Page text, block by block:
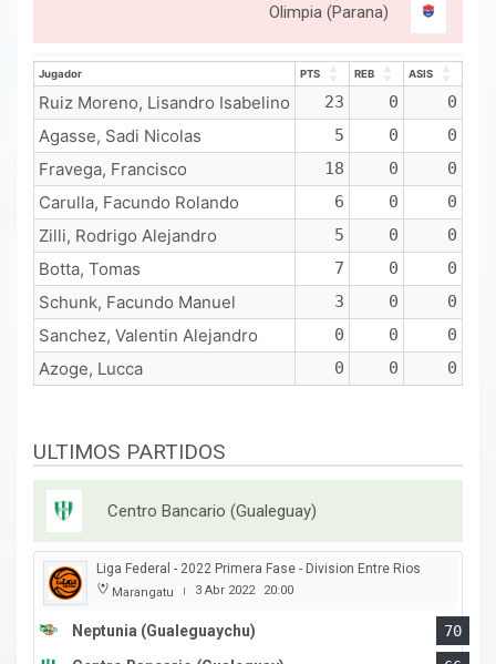
Olimpia (Parana)
Jugador PTS REB
ASIS
Jugador
Ruiz Moreno, Lisandro Isabelino 23 0 0
Agasse, Sadi Nicolas 5 0 0
Fravega, Francisco 18 0 0
Carulla, Facundo Rolando 6 0 0
Zilli, Rodrigo Alejandro 5 0 0
Botta, Tomas 7 0 0
Schunk, Facundo Manuel 3 0 0
Sanchez, Valentin Alejandro 0 0 0
Azoge, Lucca 0 0 0
ULTIMOS PARTIDOS
Centro Bancario (Gualeguay)
Liga Federal - 2022 Primera Fase - Division Entre Rios
Marangatu | 3 Abr 2022 20:00
Neptunia (Gualeguaychu)
70